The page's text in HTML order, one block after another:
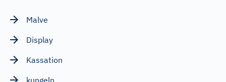
Malve
Display
Kassation
kungeln